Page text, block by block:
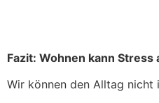
Fazit: Wohnen kann Stress
Wir können den Alltag nicht